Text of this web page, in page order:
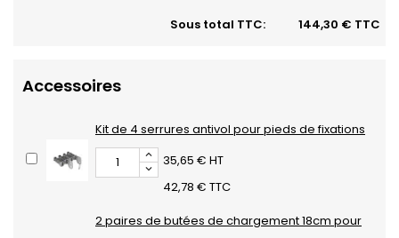
Sous total TTC:
144,30 € TTC
Accessoires
Kit de 4 serrures antivol pour pieds de fixations
35,65 € HT
42,78 € TTC
2 paires de butées de chargement 18cm pour